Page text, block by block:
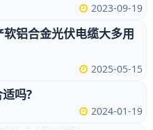
2023-09-19
铝合金光伏电缆大多用
2025-05-15
吗?
2024-01-19